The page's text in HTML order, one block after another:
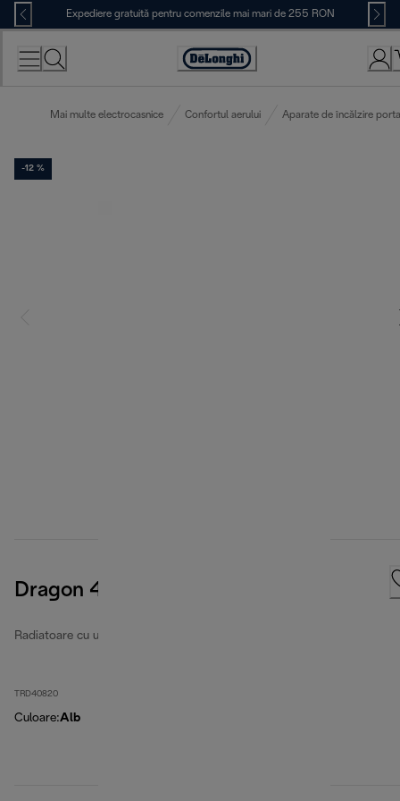
Skip
to
Content
Expediere gratuită pentru comenzile mai mari de 255 RON
Accessibility
Mai multe electrocasnice Confortul aerului Aparate de încălzire
-12 %
Dragon 4
Radiatoare cu ulei
TRD40820
Culoare:Alb